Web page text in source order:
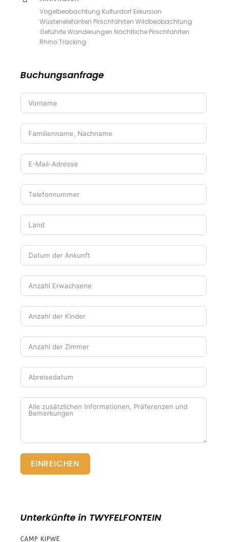
Vogelbeobachtung Kulturdorf Exkursion
Wüstenelefanten Pirschfahrten Wildbeobachtung
Geführte Wanderungen Nächtliche Pirschfahrten
Rhino Tracking
Buchungsanfrage
EINREICHEN
Unterkünfte in TWYFELFONTEIN
CAMP KIPWE